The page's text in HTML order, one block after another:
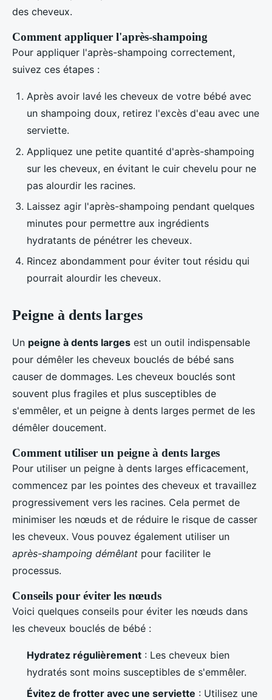
des cheveux.
Comment appliquer l'après-shampoing
Pour appliquer l'après-shampoing correctement,
suivez ces étapes :
Après avoir lavé les cheveux de votre bébé avec
un shampoing doux, retirez l'excès d'eau avec une
serviette.
Appliquez une petite quantité d'après-shampoing
sur les cheveux, en évitant le cuir chevelu pour ne
pas alourdir les racines.
Laissez agir l'après-shampoing pendant quelques
minutes pour permettre aux ingrédients
hydratants de pénétrer les cheveux.
Rincez abondamment pour éviter tout résidu qui
pourrait alourdir les cheveux.
Peigne à dents larges
Un peigne à dents larges est un outil indispensable
pour démêler les cheveux bouclés de bébé sans
causer de dommages. Les cheveux bouclés sont
souvent plus fragiles et plus susceptibles de
s'emmêler, et un peigne à dents larges permet de les
démêler doucement.
Comment utiliser un peigne à dents larges
Pour utiliser un peigne à dents larges efficacement,
commencez par les pointes des cheveux et travaillez
progressivement vers les racines. Cela permet de
minimiser les nœuds et de réduire le risque de casser
les cheveux. Vous pouvez également utiliser un
après-shampoing démêlant pour faciliter le
processus.
Conseils pour éviter les nœuds
Voici quelques conseils pour éviter les nœuds dans
les cheveux bouclés de bébé :
Hydratez régulièrement : Les cheveux bien
hydratés sont moins susceptibles de s'emmêler.
Évitez de frotter avec une serviette : Utilisez une